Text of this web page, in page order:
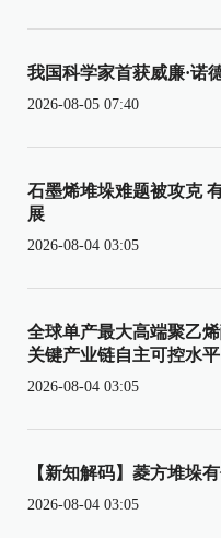
我国科学家首获威廉·诺
2026-08-05 07:40
石墨烯堆垛难题被攻克
展
2026-08-04 03:05
全球单产最大高端聚乙
关键产业链自主可控水平
2026-08-04 03:05
【新知解码】菱方堆垛
2026-08-04 03:05